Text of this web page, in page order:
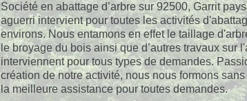
Société en abattage d’arbre sur 92500, Garrit
aguerri intervient pour toutes les activités
environs. Nous entamons en effet le taillage
le broyage du bois ainsi que d’autres travaux sur
interviennent pour tous types de demandes.
création de notre activité, nous nous formons
la meilleure assistance pour toutes demandes.